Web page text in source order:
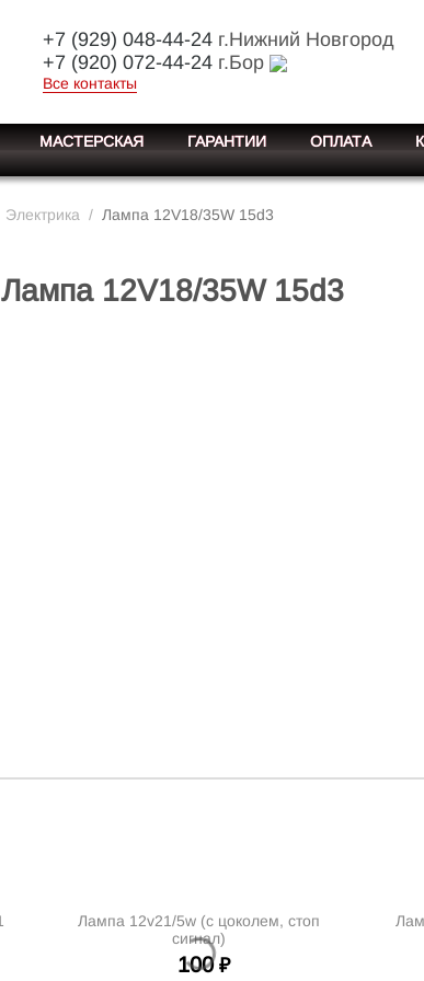
+7 (929) 048-44-24г.Нижний Новгород
+7 (920) 072-44-24г.Бор
Все контакты
МАСТЕРСКАЯ ГАРАНТИИ ОПЛАТА
Электрика / Лампа 12V18/35W 15d3
Лампа 12V18/35W 15d3
Лампа 12v21/5w (с цоколем, стоп
Лампа